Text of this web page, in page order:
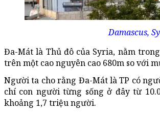
Damascus,
Đa-Mát là Thủ đô của Syria, nằm
trên một cao nguyên cao 680m so với
Người ta cho rằng Đa-Mát là TP có
chí con người từng sống ở đây từ
khoảng 1,7 triệu người.